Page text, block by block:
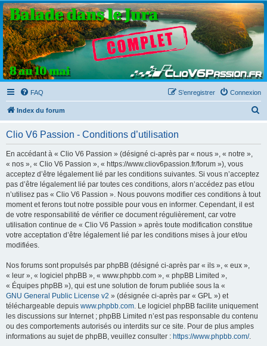
Clio V6 Passion
Le site français des passionnés de Clio V6
FAQ Connexion
S’enregistrer
Index du forum
c
Clio V6 Passion - Conditions d’utilisation
En accédant à « Clio V6 Passion » (désigné ci-après par « nous », « notre »,
« nos », « Clio V6 Passion », « https://www.cliov6passion.fr/forum »), vous
acceptez d’être légalement lié par les conditions suivantes. Si vous n’acceptez
pas d’être légalement lié par toutes ces conditions, alors n’accédez pas et/ou
n’utilisez pas « Clio V6 Passion ». Nous pouvons modifier ces conditions à tout
moment et ferons tout notre possible pour vous en informer. Cependant, il est
de votre responsabilité de vérifier ce document régulièrement, car votre
utilisation continue de « Clio V6 Passion » après toute modification constitue
votre acceptation d’être légalement lié par les conditions mises à jour et/ou
modifiées.
Nos forums sont propulsés par phpBB (désigné ci-après par « ils », « eux »,
« leur », « logiciel phpBB », « www.phpbb.com », « phpBB Limited »,
« Équipes phpBB »), qui est une solution de forum publiée sous la «
GNU General Public License v2 » (désignée ci-après par « GPL ») et
téléchargeable depuis www.phpbb.com. Le logiciel phpBB facilite uniquement
les discussions sur Internet ; phpBB Limited n’est pas responsable du contenu
ou des comportements autorisés ou interdits sur ce site. Pour de plus amples
informations au sujet de phpBB, veuillez consulter : https://www.phpbb.com/.